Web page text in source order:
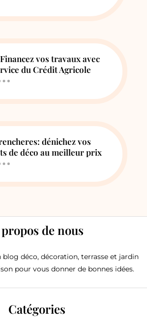
vos travaux avec
du Crédit Agricole
dénichez vos
de déco au meilleur prix
de nous
déco, décoration, terrasse et jardin
pour vous donner de bonnes idées.
Catégories